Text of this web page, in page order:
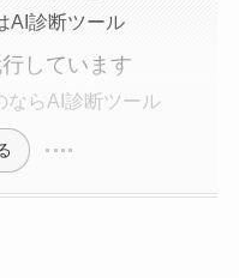
AI診断ツール
しています
ならAI診断ツール